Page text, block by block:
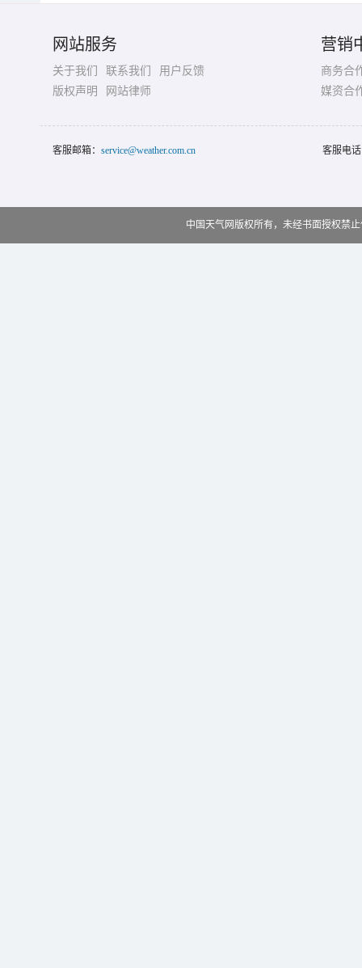
网站服务
关于我们 联系我们
用户反馈
版权声明
网站律师
营销
商务合
媒资合
客服邮箱： service@weather.com.cn 客服电
中国天气网版权所有，未经书面授权